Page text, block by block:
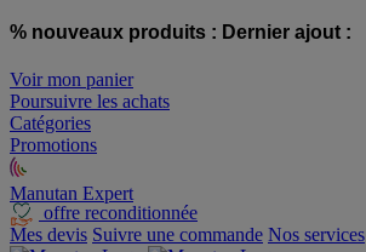
% nouveaux produits : Dernier ajout :
Voir mon panier
Poursuivre les achats
Catégories
Promotions
Manutan Expert
offre reconditionnée
Mes devis Suivre une commande Nos services